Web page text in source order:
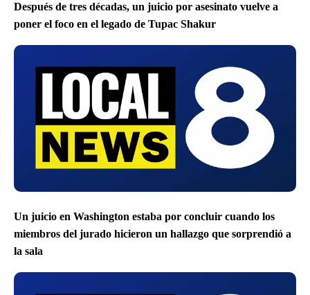
Después de tres décadas, un juicio por asesinato vuelve a
poner el foco en el legado de Tupac Shakur
Un juicio en Washington estaba por concluir cuando los
miembros del jurado hicieron un hallazgo que sorprendió a
la sala